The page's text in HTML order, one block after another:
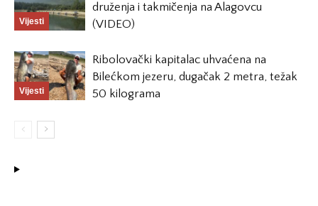
Vijesti
druženja i takmičenja na Alagovcu
(VIDEO)
Vijesti
Ribolovački kapitalac uhvaćena na
Bilećkom jezeru, dugačak 2 metra, težak
50 kilograma